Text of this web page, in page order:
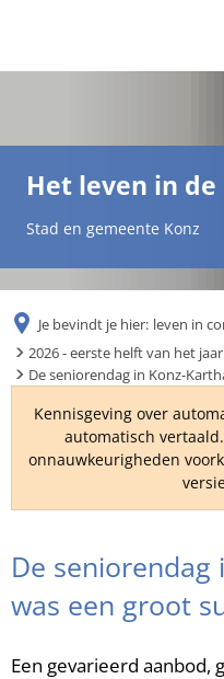
Het leven in de
Stad en gemeente Konz
Je bevindt je hier: leven in
2026 - eerste helft van het jaar
De seniorendag in Konz-
Kennisgeving over
automatisch
onnauwkeurigheden
De seniorendag
was een groot
Een gevarieerd aanbod,